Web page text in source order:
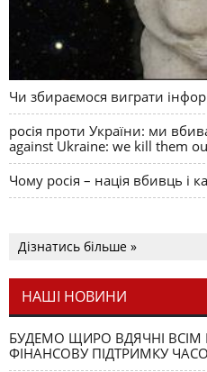
Чи збираємося виграти
росія проти України: ми
against Ukraine: we kill them
Чому росія – нація вбивць і
Дізнатись більше »
НАШІ НОВИНИ
БУДЕМО ЩИРО ВДЯЧНІ
ФІНАНСОВУ ПІДТРИМКУ